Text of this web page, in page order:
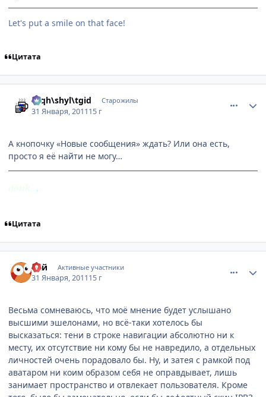
Let's put a smile on that face!
Цитата
rhqh\shyl\tgid Старожилы
31 Января, 201115 г
А кнопочку «Новые сообщения» ждать? Или она есть,
просто я её найти не могу…
,
Цитата
Raй Активные участники
31 Января, 201115 г
Весьма сомневаюсь, что моё мнение будет услышано
высшими эшелонами, но всё-таки хотелось бы
высказаться: тени в строке навигации абсолютно ни к
месту, их отсутствие ни кому бы не навредило, а отдельных
личностей очень порадовало бы. Ну, и затея с рамкой под
аватаром ни коим образом себя не оправдывает, лишь
занимает пространство и отвлекает пользователя. Кроме